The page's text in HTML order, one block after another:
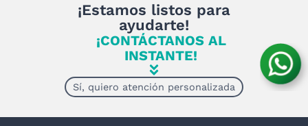
¡Estamos listos para
ayudarte!
¡CONTÁCTANOS AL
INSTANTE!
Sí, quiero atención personalizada